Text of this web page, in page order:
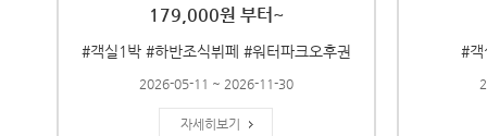
179,000원 부터~
#객실1박 #하반조식뷔페 #워터파크오후권
2026-05-11 ~ 2026-11-30
자세히보기
#